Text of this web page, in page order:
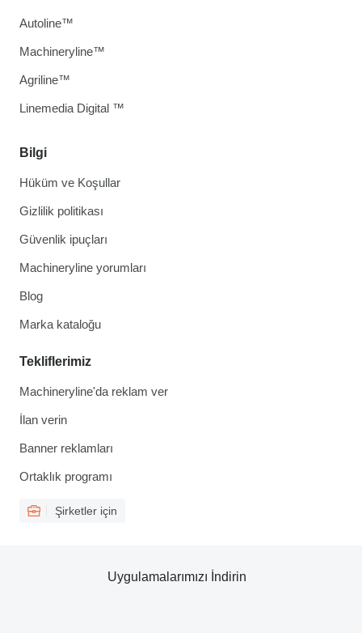
Bilgi
Hüküm ve Koşullar
Gizlilik politikası
Güvenlik ipuçları
Machineryline yorumları
Blog
Marka kataloğu
Tekliflerimiz
Machineryline'da reklam ver
İlan verin
Banner reklamları
Ortaklık programı
Şirketler için
Autoline™
Machineryline™
Agriline™
Linemedia Digital ™
Uygulamalarımızı İndirin